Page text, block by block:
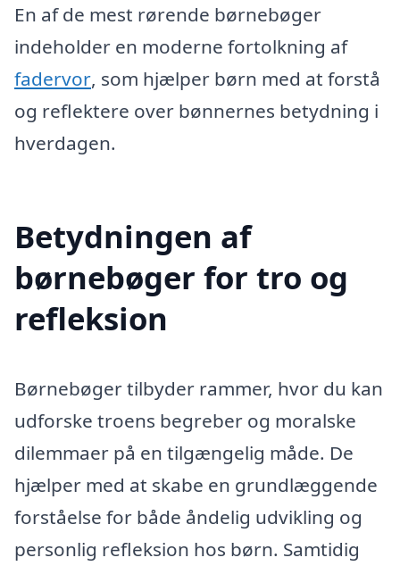
En af de mest rørende børnebøger
indeholder en moderne fortolkning af
fadervor, som hjælper børn med at forstå
og reflektere over bønnernes betydning i
hverdagen.
Betydningen af
børnebøger for tro og
refleksion
Børnebøger tilbyder rammer, hvor du kan
udforske troens begreber og moralske
dilemmaer på en tilgængelig måde. De
hjælper med at skabe en grundlæggende
forståelse for både åndelig udvikling og
personlig refleksion hos børn. Samtidig